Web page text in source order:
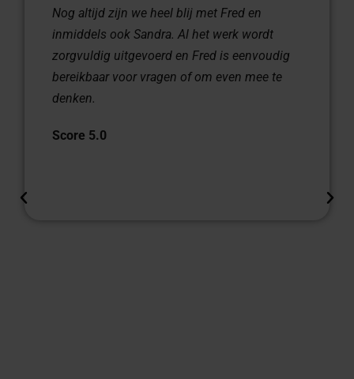
Nog altijd zijn we heel blij met Fred en
inmiddels ook Sandra. Al het werk wordt
zorgvuldig uitgevoerd en Fred is eenvoudig
bereikbaar voor vragen of om even mee te
denken.
Score 5.0